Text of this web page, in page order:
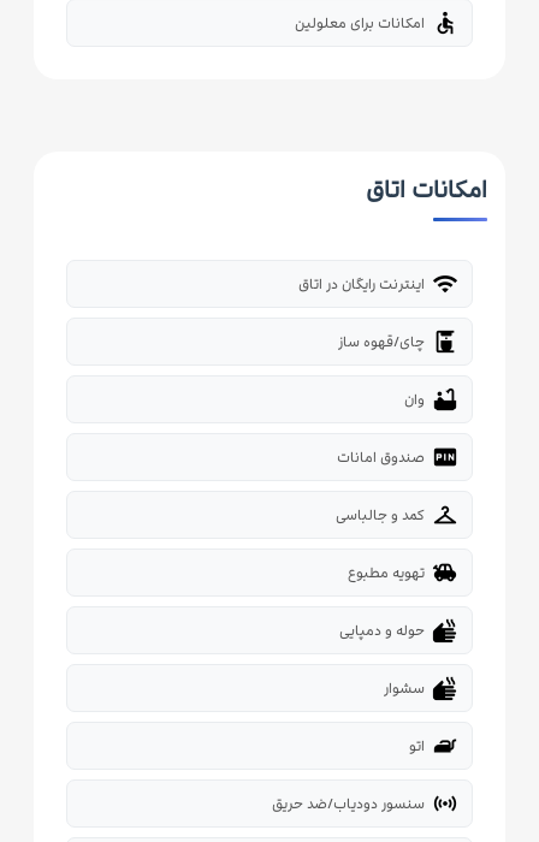
accessible امکانات برای معلولین
امکانات اتاق
wifi اینترنت رایگان در اتاق
coffee_maker چای/قهوه ساز
bathtub وان
fiber_pin صندوق امانات
checkroom کمد و جالباسی
toys تهویه مطبوع
dry حوله و دمپایی
dry سشوار
iron اتو
sensors سنسور دودیاب/ضد حریق